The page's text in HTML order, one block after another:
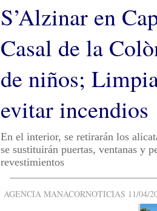
S’Alzinar en
Casal de la
de niños;
evitar incendios
En el interior, se retirarán los
se sustituirán puertas, ventanas y
revestimientos
AGENCIA MANACORNOTICIAS 11/04/